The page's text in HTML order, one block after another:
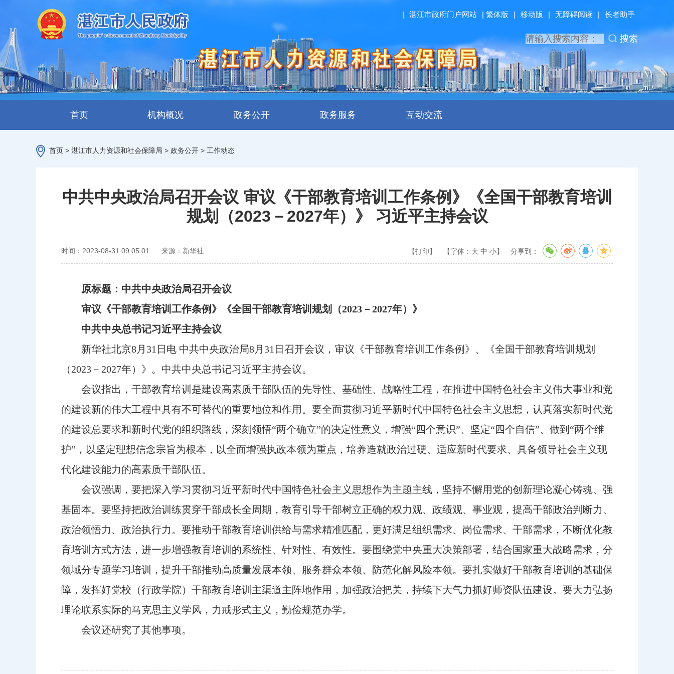
| 湛江市政府门户网站 | 繁体版 | 移动版 | 无障碍阅读 | 长者助手
搜索
首页 机构概况 政务公开 政务服务 互动交流
首页 > 湛江市人力资源和社会保障局 > 政务公开 > 工作动态
中共中央政治局召开会议 审议《干部教育培训工作条例》《全国干部教育培训
规划（2023－2027年）》 习近平主持会议
时间：2023-08-31 09:05:01 来源：新华社 【打印】 【字体： 大 中 小】 分享到：
原标题：中共中央政治局召开会议
审议《干部教育培训工作条例》《全国干部教育培训规划（2023－2027年）》
中共中央总书记习近平主持会议
新华社北京8月31日电 中共中央政治局8月31日召开会议，审议《干部教育培训工作条例》、《全国干部教育培训规划
（2023－2027年）》。中共中央总书记习近平主持会议。
会议指出，干部教育培训是建设高素质干部队伍的先导性、基础性、战略性工程，在推进中国特色社会主义伟大事业和党
的建设新的伟大工程中具有不可替代的重要地位和作用。要全面贯彻习近平新时代中国特色社会主义思想，认真落实新时代党
的建设总要求和新时代党的组织路线，深刻领悟“两个确立”的决定性意义，增强“四个意识”、坚定“四个自信”、做到“两个维
护”，以坚定理想信念宗旨为根本，以全面增强执政本领为重点，培养造就政治过硬、适应新时代要求、具备领导社会主义现
代化建设能力的高素质干部队伍。
会议强调，要把深入学习贯彻习近平新时代中国特色社会主义思想作为主题主线，坚持不懈用党的创新理论凝心铸魂、强
基固本。要坚持把政治训练贯穿干部成长全周期，教育引导干部树立正确的权力观、政绩观、事业观，提高干部政治判断力、
政治领悟力、政治执行力。要推动干部教育培训供给与需求精准匹配，更好满足组织需求、岗位需求、干部需求，不断优化教
育培训方式方法，进一步增强教育培训的系统性、针对性、有效性。要围绕党中央重大决策部署，结合国家重大战略需求，分
领域分专题学习培训，提升干部推动高质量发展本领、服务群众本领、防范化解风险本领。要扎实做好干部教育培训的基础保
障，发挥好党校（行政学院）干部教育培训主渠道主阵地作用，加强政治把关，持续下大气力抓好师资队伍建设。要大力弘扬
理论联系实际的马克思主义学风，力戒形式主义，勤俭规范办学。
会议还研究了其他事项。